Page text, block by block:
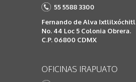
55 5588 3300
Fernando de Alva Ixtlilxóchitl
No. 44 Loc 5 Colonia Obrera.
C.P. 06800 CDMX
OFICINAS IRAPUATO